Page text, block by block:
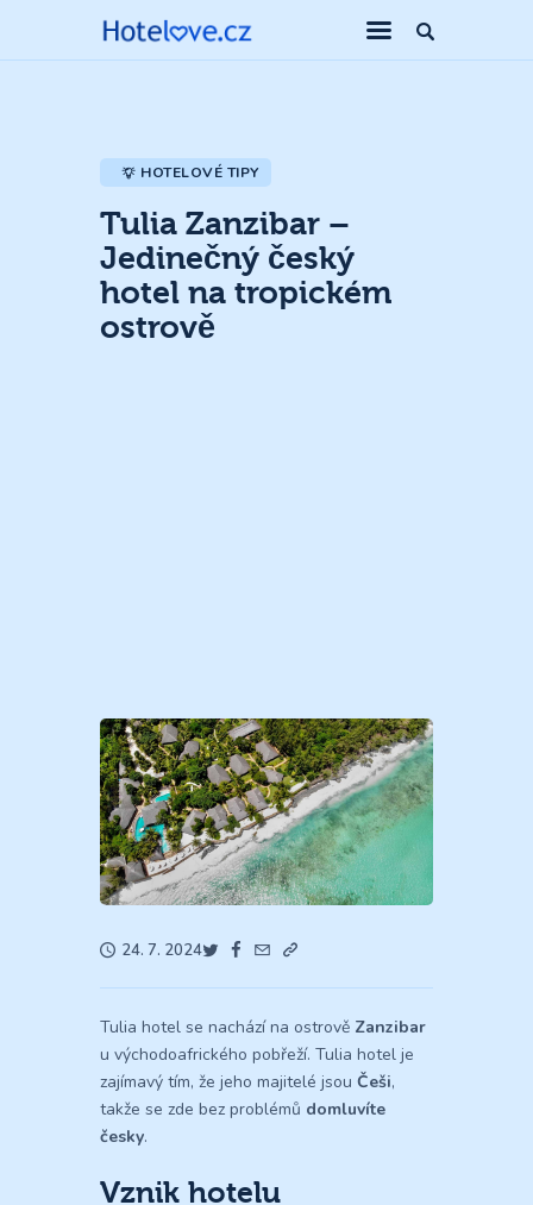
HOTELOVÉ TIPY
Tulia Zanzibar –
Jedinečný český
hotel na tropickém
ostrově
24. 7. 2024
Tulia hotel se nachází na ostrově Zanzibar
u východoafrického pobřeží. Tulia hotel je
zajímavý tím, že jeho majitelé jsou Češi,
takže se zde bez problémů domluvíte
česky.
Vznik hotelu